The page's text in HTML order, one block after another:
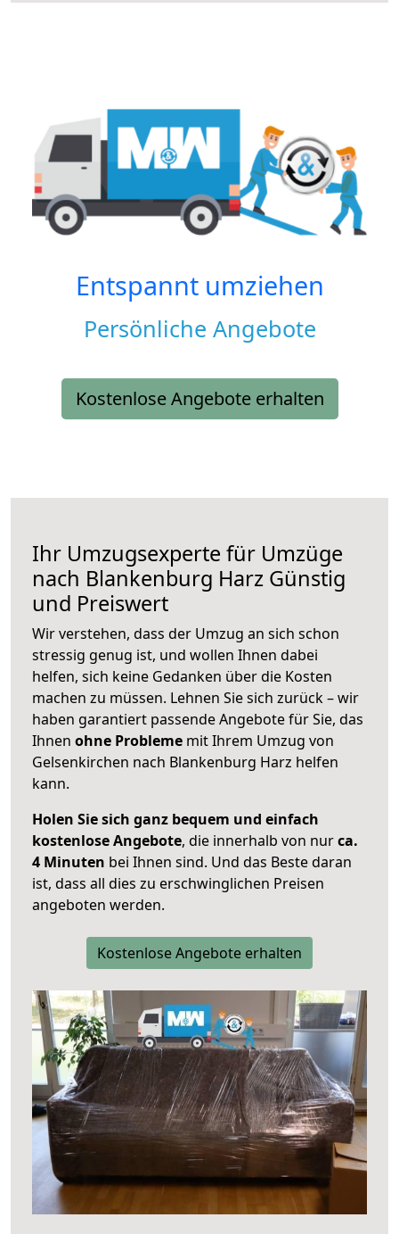
Entspannt umziehen
Persönliche Angebote
Kostenlose Angebote erhalten
Ihr Umzugsexperte für Umzüge
nach Blankenburg Harz Günstig
und Preiswert
Wir verstehen, dass der Umzug an sich schon
stressig genug ist, und wollen Ihnen dabei
helfen, sich keine Gedanken über die Kosten
machen zu müssen. Lehnen Sie sich zurück – wir
haben garantiert passende Angebote für Sie, das
Ihnen ohne Probleme mit Ihrem Umzug von
Gelsenkirchen nach Blankenburg Harz helfen
kann.
Holen Sie sich ganz bequem und einfach
kostenlose Angebote, die innerhalb von nurca.
4 Minuten bei Ihnen sind. Und das Beste daran
ist, dass all dies zu erschwinglichen Preisen
angeboten werden.
Kostenlose Angebote erhalten